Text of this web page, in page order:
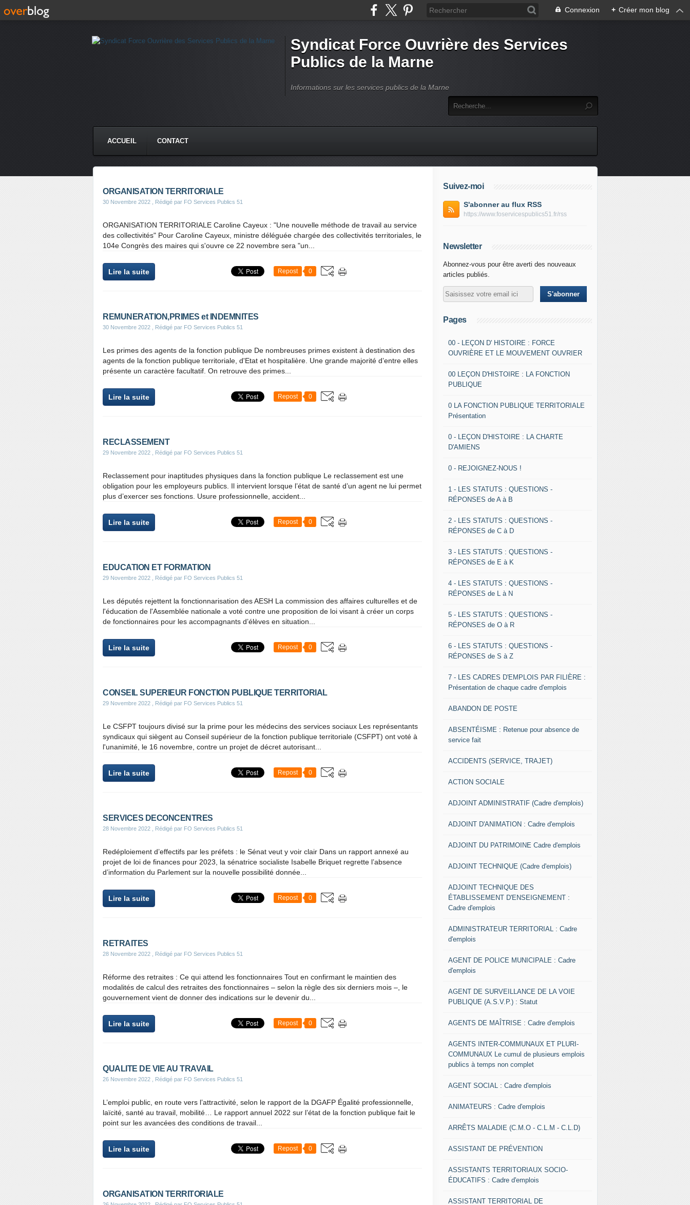
Connexion + Créer mon blog
Syndicat Force Ouvrière des Services
Publics de la Marne
Informations sur les services publics de la Marne
ACCUEIL CONTACT
ORGANISATION TERRITORIALE
30 Novembre 2022 , Rédigé par FO Services Publics 51
ORGANISATION TERRITORIALE Caroline Cayeux : "Une nouvelle méthode de travail au service
des collectivités" Pour Caroline Cayeux, ministre déléguée chargée des collectivités territoriales, le
104e Congrès des maires qui s'ouvre ce 22 novembre sera "un...
Lire la suite Repost 0
REMUNERATION,PRIMES et INDEMNITES
30 Novembre 2022 , Rédigé par FO Services Publics 51
Les primes des agents de la fonction publique De nombreuses primes existent à destination des
agents de la fonction publique territoriale, d'Etat et hospitalière. Une grande majorité d’entre elles
présente un caractère facultatif. On retrouve des primes...
Lire la suite Repost 0
RECLASSEMENT
29 Novembre 2022 , Rédigé par FO Services Publics 51
Reclassement pour inaptitudes physiques dans la fonction publique Le reclassement est une
obligation pour les employeurs publics. Il intervient lorsque l’état de santé d’un agent ne lui permet
plus d’exercer ses fonctions. Usure professionnelle, accident...
Lire la suite Repost 0
EDUCATION ET FORMATION
29 Novembre 2022 , Rédigé par FO Services Publics 51
Les députés rejettent la fonctionnarisation des AESH La commission des affaires culturelles et de
l'éducation de l'Assemblée nationale a voté contre une proposition de loi visant à créer un corps
de fonctionnaires pour les accompagnants d’élèves en situation...
Lire la suite Repost 0
CONSEIL SUPERIEUR FONCTION PUBLIQUE TERRITORIAL
29 Novembre 2022 , Rédigé par FO Services Publics 51
Le CSFPT toujours divisé sur la prime pour les médecins des services sociaux Les représentants
syndicaux qui siègent au Conseil supérieur de la fonction publique territoriale (CSFPT) ont voté à
l'unanimité, le 16 novembre, contre un projet de décret autorisant...
Lire la suite Repost 0
SERVICES DECONCENTRES
28 Novembre 2022 , Rédigé par FO Services Publics 51
Redéploiement d’effectifs par les préfets : le Sénat veut y voir clair Dans un rapport annexé au
projet de loi de finances pour 2023, la sénatrice socialiste Isabelle Briquet regrette l’absence
d’information du Parlement sur la nouvelle possibilité donnée...
Lire la suite Repost 0
RETRAITES
28 Novembre 2022 , Rédigé par FO Services Publics 51
Réforme des retraites : Ce qui attend les fonctionnaires Tout en confirmant le maintien des
modalités de calcul des retraites des fonctionnaires – selon la règle des six derniers mois –, le
gouvernement vient de donner des indications sur le devenir du...
Lire la suite Repost 0
QUALITE DE VIE AU TRAVAIL
26 Novembre 2022 , Rédigé par FO Services Publics 51
L’emploi public, en route vers l’attractivité, selon le rapport de la DGAFP Égalité professionnelle,
laïcité, santé au travail, mobilité… Le rapport annuel 2022 sur l’état de la fonction publique fait le
point sur les avancées des conditions de travail...
Lire la suite Repost 0
ORGANISATION TERRITORIALE
Suivez-moi
S'abonner au flux RSS
https://www.foservicespublics51.fr/rss
Newsletter
Abonnez-vous pour être averti des nouveaux
articles publiés.
Pages
00 - LEÇON D' HISTOIRE : FORCE
OUVRIÈRE ET LE MOUVEMENT OUVRIER
00 LEÇON D'HISTOIRE : LA FONCTION
PUBLIQUE
0 LA FONCTION PUBLIQUE TERRITORIALE
Présentation
0 - LEÇON D'HISTOIRE : LA CHARTE
D'AMIENS
0 - REJOIGNEZ-NOUS !
1 - LES STATUTS : QUESTIONS -
RÉPONSES de A à B
2 - LES STATUTS : QUESTIONS -
RÉPONSES de C à D
3 - LES STATUTS : QUESTIONS -
RÉPONSES de E à K
4 - LES STATUTS : QUESTIONS -
RÉPONSES de L à N
5 - LES STATUTS : QUESTIONS -
RÉPONSES de O à R
6 - LES STATUTS : QUESTIONS -
RÉPONSES de S à Z
7 - LES CADRES D'EMPLOIS PAR FILIÈRE :
Présentation de chaque cadre d'emplois
ABANDON DE POSTE
ABSENTÉISME : Retenue pour absence de
service fait
ACCIDENTS (SERVICE, TRAJET)
ACTION SOCIALE
ADJOINT ADMINISTRATIF (Cadre d'emplois)
ADJOINT D'ANIMATION : Cadre d'emplois
ADJOINT DU PATRIMOINE Cadre d'emplois
ADJOINT TECHNIQUE (Cadre d'emplois)
ADJOINT TECHNIQUE DES
ÉTABLISSEMENT D'ENSEIGNEMENT :
Cadre d'emplois
ADMINISTRATEUR TERRITORIAL : Cadre
d'emplois
AGENT DE POLICE MUNICIPALE : Cadre
d'emplois
AGENT DE SURVEILLANCE DE LA VOIE
PUBLIQUE (A.S.V.P.) : Statut
AGENTS DE MAÎTRISE : Cadre d'emplois
AGENTS INTER-COMMUNAUX ET PLURI-
COMMUNAUX Le cumul de plusieurs emplois
publics à temps non complet
AGENT SOCIAL : Cadre d'emplois
ANIMATEURS : Cadre d'emplois
ARRÊTS MALADIE (C.M.O - C.L.M - C.L.D)
ASSISTANT DE PRÉVENTION
ASSISTANTS TERRITORIAUX SOCIO-
ÉDUCATIFS : Cadre d'emplois
ASSISTANT TERRITORIAL DE